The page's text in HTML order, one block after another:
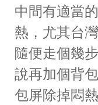
中間有適當
熱，尤其台
隨便走個幾
說再加個背
包屏除掉悶